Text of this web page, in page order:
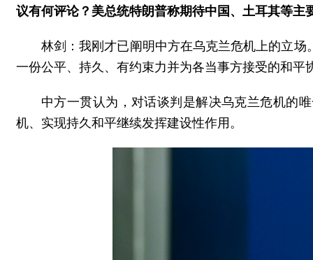
议有何评论？美总统特朗普称期待中国、土耳其等
林剑：我刚才已阐明中方在乌克兰危机上的立
一份公平、持久、有约束力并为各当事方接受的和平
中方一贯认为，对话谈判是解决乌克兰危机的
机、实现持久和平继续发挥建设性作用。